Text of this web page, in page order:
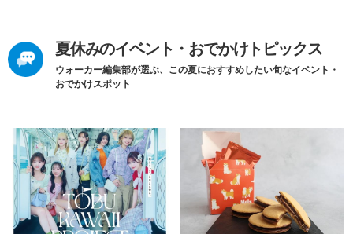
夏休みのイベント・おでかけトピックス
ウォーカー編集部が選ぶ、この夏におすすめしたい旬なイベント・
おでかけスポット